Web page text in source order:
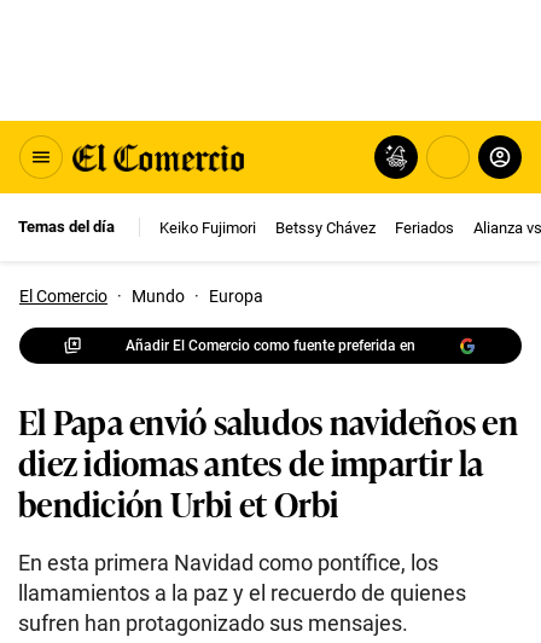
Temas del día Keiko Fujimori Betssy Chávez Feriados Alianza
El Comercio · Mundo · Europa
Añadir El Comercio como fuente preferida en
El Papa envió saludos navideños en
diez idiomas antes de impartir la
bendición Urbi et Orbi
En esta primera Navidad como pontífice, los
llamamientos a la paz y el recuerdo de quienes
sufren han protagonizado sus mensajes.